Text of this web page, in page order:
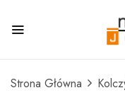
Strona Główna